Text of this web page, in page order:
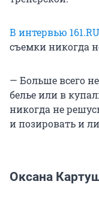
В интервью 161.RU
съемки никогда
— Больше всего
белье или в
никогда не
и позировать и
Оксана